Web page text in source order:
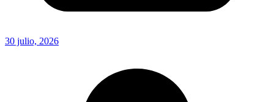
30 julio, 2026